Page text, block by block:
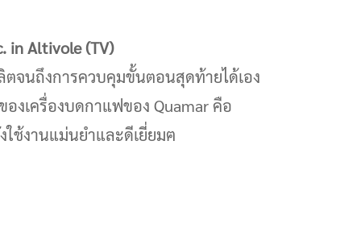
in Altivole (TV)
จนถึงการควบคุมขั้นตอนสุดท้ายได้เอง
เครื่องบดกาแฟของ Quamar คือ
ใช้งานแม่นยำและดีเยี่ยมฅ